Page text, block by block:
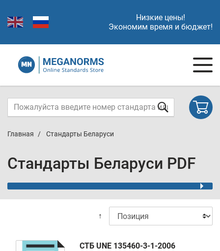
Низкие цены!
Экономим время и бюджет!
Главная Стандарты Беларуси
Стандарты Беларуси PDF
↑
СТБ UNE 135460-3-1-2006